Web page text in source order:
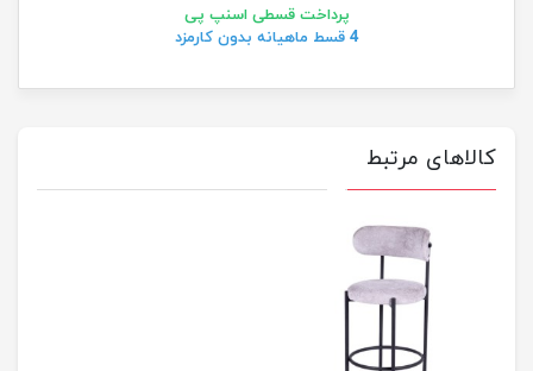
پرداخت قسطی اسنپ پی
4 قسط ماهیانه بدون کارمزد
کالاهای مرتبط